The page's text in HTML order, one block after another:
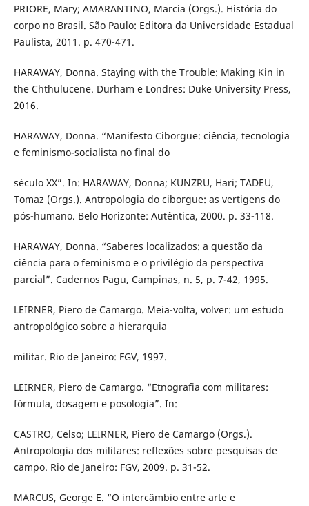
PRIORE, Mary; AMARANTINO, Marcia (Orgs.). História do
corpo no Brasil. São Paulo: Editora da Universidade Estadual
Paulista, 2011. p. 470-471.
HARAWAY, Donna. Staying with the Trouble: Making Kin in
the Chthulucene. Durham e Londres: Duke University Press,
2016.
HARAWAY, Donna. “Manifesto Ciborgue: ciência, tecnologia
e feminismo-socialista no final do
século XX”. In: HARAWAY, Donna; KUNZRU, Hari; TADEU,
Tomaz (Orgs.). Antropologia do ciborgue: as vertigens do
pós-humano. Belo Horizonte: Autêntica, 2000. p. 33-118.
HARAWAY, Donna. “Saberes localizados: a questão da
ciência para o feminismo e o privilégio da perspectiva
parcial”. Cadernos Pagu, Campinas, n. 5, p. 7-42, 1995.
LEIRNER, Piero de Camargo. Meia-volta, volver: um estudo
antropológico sobre a hierarquia
militar. Rio de Janeiro: FGV, 1997.
LEIRNER, Piero de Camargo. “Etnografia com militares:
fórmula, dosagem e posologia”. In:
CASTRO, Celso; LEIRNER, Piero de Camargo (Orgs.).
Antropologia dos militares: reflexões sobre pesquisas de
campo. Rio de Janeiro: FGV, 2009. p. 31-52.
MARCUS, George E. “O intercâmbio entre arte e